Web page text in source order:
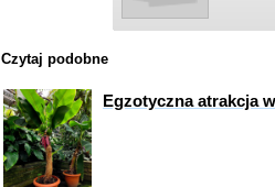
Czytaj podobne
Egzotyczna atrakcja